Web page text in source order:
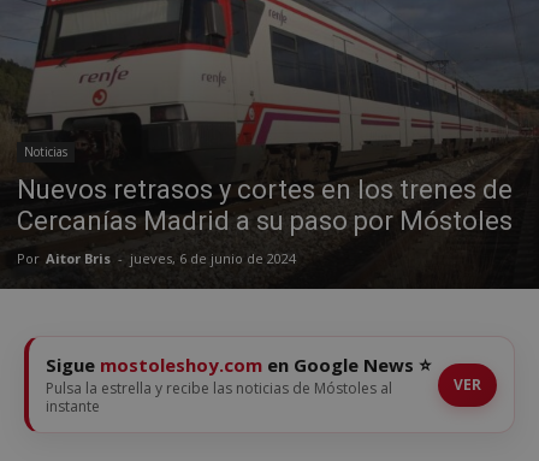
Noticias
Nuevos retrasos y cortes en los trenes de
Cercanías Madrid a su paso por Móstoles
Por Aitor Bris - jueves, 6 de junio de 2024
Sigue mostoleshoy.com en Google News ⭐
Pulsa la estrella y recibe las noticias de Móstoles al
instante
VER